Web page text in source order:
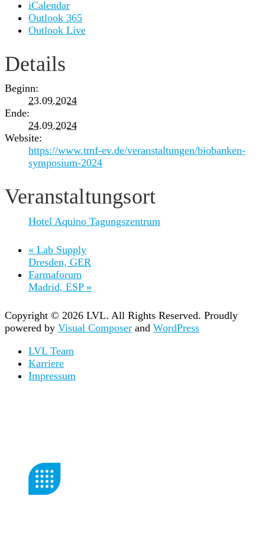
iCalendar
Outlook 365
Outlook Live
Details
Beginn:
23.09.2024
Ende:
24.09.2024
Website:
https://www.tmf-ev.de/veranstaltungen/biobanken-
symposium-2024
Veranstaltungsort
Hotel Aquino Tagungszentrum
« Lab Supply
Dresden, GER
Farmaforum
Madrid, ESP »
Copyright © 2026 LVL. All Rights Reserved. Proudly
powered by Visual Composer and WordPress
LVL Team
Karriere
Impressum